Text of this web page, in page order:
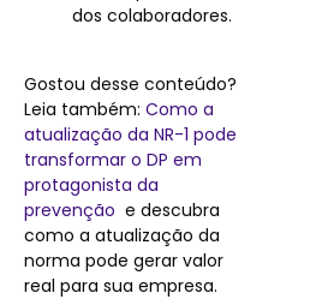
dos colaboradores.
Gostou desse conteúdo?
Leia também: Como a
atualização da NR-1 pode
transformar o DP em
protagonista da
prevenção e descubra
como a atualização da
norma pode gerar valor
real para sua empresa.